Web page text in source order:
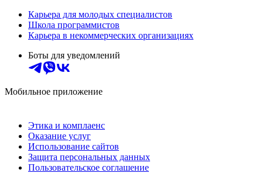
Карьера для молодых специалистов
Школа программистов
Карьера в некоммерческих организациях
Боты для уведомлений
Мобильное приложение
Этика и комплаенс
Оказание услуг
Использование сайтов
Защита персональных данных
Пользовательское соглашение